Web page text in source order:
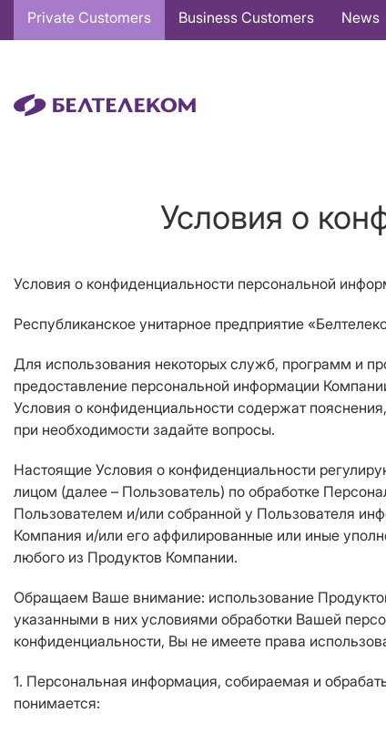
Основная
навигация
Private Customers Business Customers News
Условия о
Условия о конфиденциальности персональной
Республиканское унитарное предприятие
Для использования некоторых служб, программ и
предоставление персональной информации
Условия о конфиденциальности содержат
при необходимости задайте вопросы.
Настоящие Условия о конфиденциальности
лицом (далее – Пользователь) по обработке
Пользователем и/или собранной у Пользователя
Компания и/или его аффилированные или иные
любого из Продуктов Компании.
Обращаем Ваше внимание: использование
указанными в них условиями обработки Вашей
конфиденциальности, Вы не имеете права
1. Персональная информация, собираемая и
понимается: